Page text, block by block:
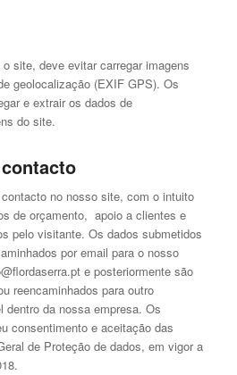
site, deve evitar carregar imagens
geolocalização (EXIF GPS). Os
e extrair os dados de
do site.
no nosso site, com o intuito
de orçamento, apoio a clientes e
pelo visitante. Os dados submetidos
por email para o nosso
e posteriormente são
reencaminhados para outro
dentro da nossa empresa. Os
consentimento e aceitação das
de Proteção de dados, em vigor a